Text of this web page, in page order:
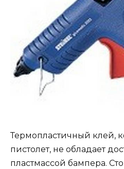
Термопластичный клей,
пистолет, не обладает
пластмассой бампера.